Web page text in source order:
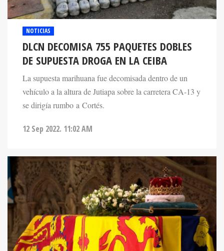
NOTICIAS
DLCN DECOMISA 755 PAQUETES DOBLES
DE SUPUESTA DROGA EN LA CEIBA
La supuesta marihuana fue decomisada dentro de un
vehículo a la altura de Jutiapa sobre la carretera CA-13 y
se dirigía rumbo a Cortés.
12 Sep 2022. 11:02 AM